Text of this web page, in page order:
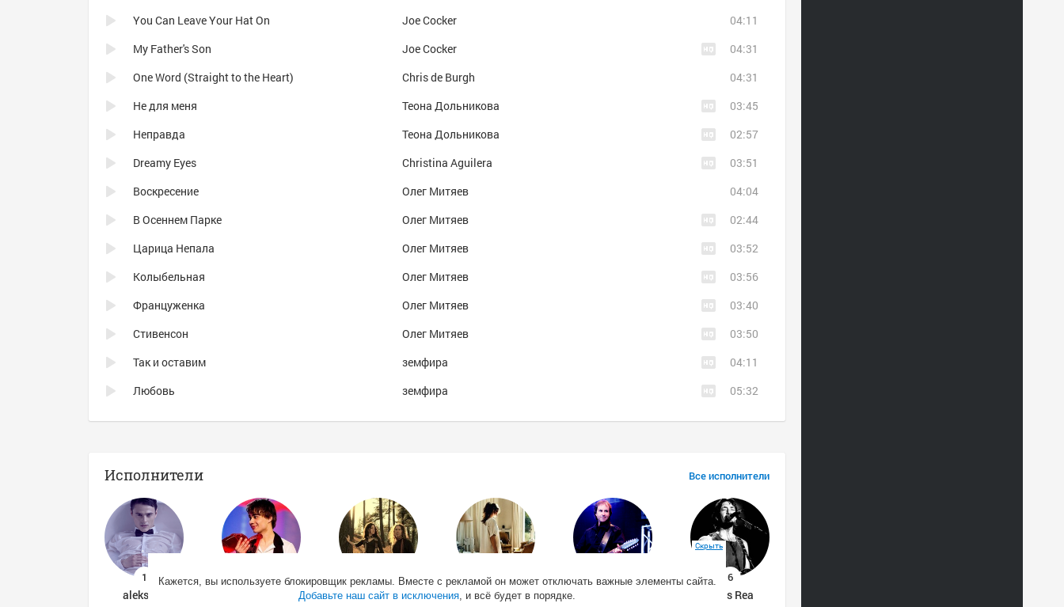
You Can Leave Your Hat On
Joe Cocker
04:11
My Father's Son
Joe Cocker
04:31
One Word (Straight to the Heart)
Chris de Burgh
04:31
Не для меня
Теона Дольникова
03:45
Неправда
Теона Дольникова
02:57
Dreamy Eyes
Christina Aguilera
03:51
Воскресение
Олег Митяев
04:04
В Осеннем Парке
Олег Митяев
02:44
Царица Непала
Олег Митяев
03:52
Колыбельная
Олег Митяев
03:56
Француженка
Олег Митяев
03:40
Стивенсон
Олег Митяев
03:50
Так и оставим
земфира
04:11
Любовь
земфира 05:32
Все исполнители
Исполнители
alekseev Arborea Carla Bruni Chris Rea
Кажется, вы используете блокировщик рекламы. Вместе с рекламой он может отключать важные элементы сайта.
Добавьте наш сайт в исключения, и всё будет в порядке.
Скрыть